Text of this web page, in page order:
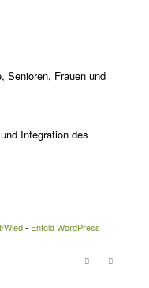
Senioren, Frauen und
Integration des
Wied- Enfold WordPress